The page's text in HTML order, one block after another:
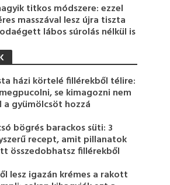
titkos módszere: ezzel
masszával lesz újra tiszta
lábos súrolás nélkül is
házi körtelé fillérekből télire:
se kimagozni nem
a gyümölcsöt hozzá
bögrés barackos süti: 3
recept, amit pillanatok
összedobhatsz fillérekből
lesz igazán krémes a rakott